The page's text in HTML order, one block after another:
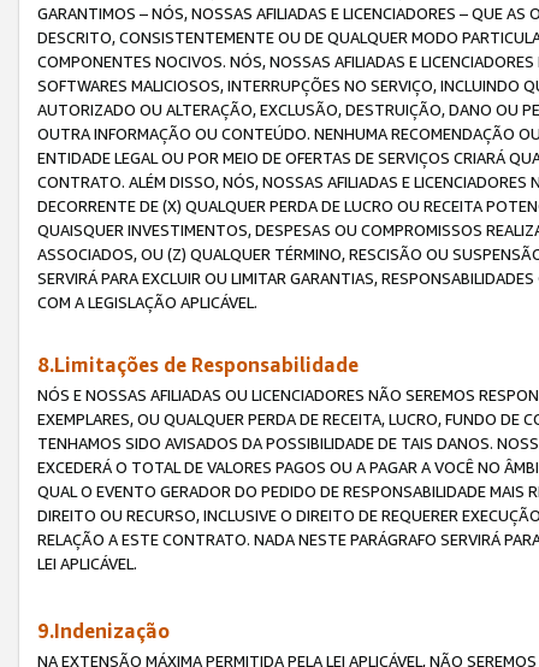
GARANTIMOS – NÓS, NOSSAS AFILIADAS E LICENCIADORES – QUE
DESCRITO, CONSISTENTEMENTE OU DE QUALQUER MODO
COMPONENTES NOCIVOS. NÓS, NOSSAS AFILIADAS E
SOFTWARES MALICIOSOS, INTERRUPÇÕES NO SERVIÇO, INCLUINDO
AUTORIZADO OU ALTERAÇÃO, EXCLUSÃO, DESTRUIÇÃO, DANO OU
OUTRA INFORMAÇÃO OU CONTEÚDO. NENHUMA RECOMENDAÇÃO
ENTIDADE LEGAL OU POR MEIO DE OFERTAS DE SERVIÇOS CRIARÁ
CONTRATO. ALÉM DISSO, NÓS, NOSSAS AFILIADAS E
DECORRENTE DE (X) QUALQUER PERDA DE LUCRO OU RECEITA
QUAISQUER INVESTIMENTOS, DESPESAS OU COMPROMISSOS
ASSOCIADOS, OU (Z) QUALQUER TÉRMINO, RESCISÃO OU
SERVIRÁ PARA EXCLUIR OU LIMITAR GARANTIAS,
COM A LEGISLAÇÃO APLICÁVEL.
8.Limitações de Responsabilidade
NÓS E NOSSAS AFILIADAS OU LICENCIADORES NÃO SEREMOS
EXEMPLARES, OU QUALQUER PERDA DE RECEITA, LUCRO, FUNDO
TENHAMOS SIDO AVISADOS DA POSSIBILIDADE DE TAIS DANOS.
EXCEDERÁ O TOTAL DE VALORES PAGOS OU A PAGAR A VOCÊ NO
QUAL O EVENTO GERADOR DO PEDIDO DE RESPONSABILIDADE
DIREITO OU RECURSO, INCLUSIVE O DIREITO DE REQUERER
RELAÇÃO A ESTE CONTRATO. NADA NESTE PARÁGRAFO SERVIRÁ
LEI APLICÁVEL.
9.Indenização
NA EXTENSÃO MÁXIMA PERMITIDA PELA LEI APLICÁVEL, NÃO